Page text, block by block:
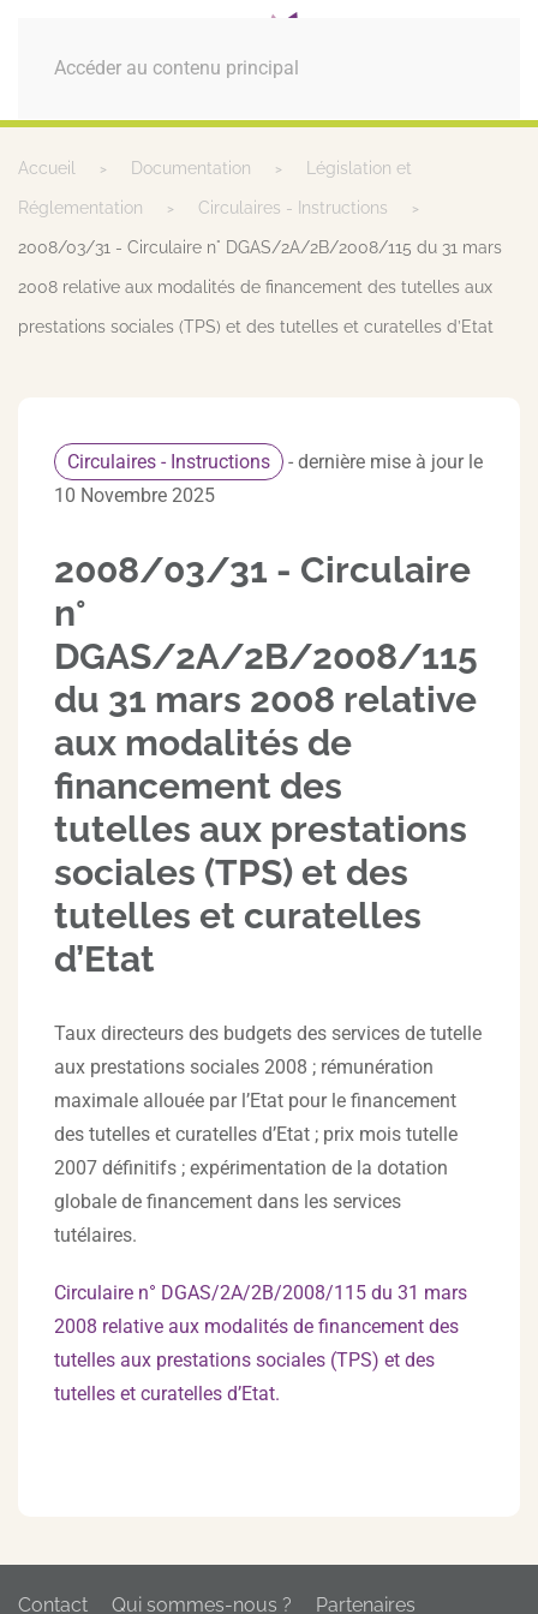
Accéder au contenu principal
MENU
Accueil Documentation Législation et
Réglementation Circulaires - Instructions
2008/03/31 - Circulaire n° DGAS/2A/2B/2008/115 du 31 mars
2008 relative aux modalités de financement des tutelles aux
prestations sociales (TPS) et des tutelles et curatelles d’Etat
Circulaires - Instructions
- dernière mise à jour le
10 Novembre 2025
2008/03/31 - Circulaire
n°
DGAS/2A/2B/2008/115
du 31 mars 2008 relative
aux modalités de
financement des
tutelles aux prestations
sociales (TPS) et des
tutelles et curatelles
d’Etat
Taux directeurs des budgets des services de tutelle
aux prestations sociales 2008 ; rémunération
maximale allouée par l’Etat pour le financement
des tutelles et curatelles d’Etat ; prix mois tutelle
2007 définitifs ; expérimentation de la dotation
globale de financement dans les services
tutélaires.
Circulaire n° DGAS/2A/2B/2008/115 du 31 mars
2008 relative aux modalités de financement des
tutelles aux prestations sociales (TPS) et des
tutelles et curatelles d’Etat.
Contact Qui sommes-nous ? Partenaires